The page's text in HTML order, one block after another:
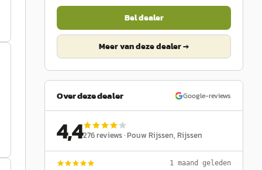
Bel dealer
Meer van deze dealer →
Over deze dealer Google-reviews
4,4276reviews ·Pouw Rijssen, Rijssen
1 maand geleden